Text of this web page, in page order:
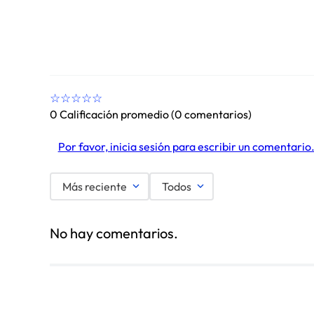
☆☆☆☆☆
0 Calificación promedio(0 comentarios)
Por favor, inicia sesión para escribir un comentario.
Más reciente Todos
No hay comentarios.